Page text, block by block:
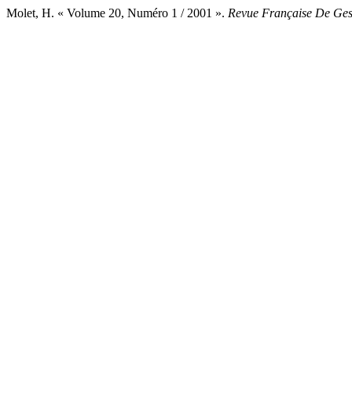
Molet, H. « Volume 20, Numéro 1 / 2001 ». Revue Française De